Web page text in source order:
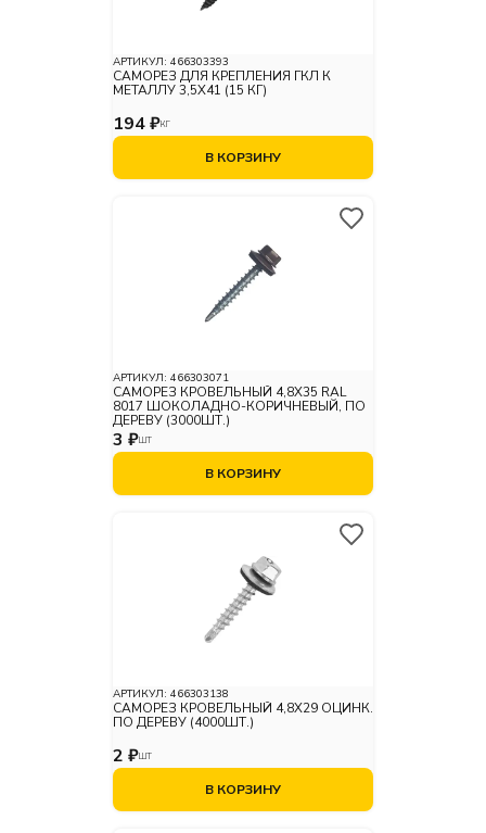
АРТИКУЛ: 466303393
САМОРЕЗ ДЛЯ КРЕПЛЕНИЯ ГКЛ К
МЕТАЛЛУ 3,5X41 (15 КГ)
194 ₽КГ
В КОРЗИНУ
АРТИКУЛ: 466303071
САМОРЕЗ КРОВЕЛЬНЫЙ 4,8X35 RAL
8017 ШОКОЛАДНО-КОРИЧНЕВЫЙ, ПО
ДЕРЕВУ (3000ШТ.)
3 ₽ШТ
В КОРЗИНУ
АРТИКУЛ: 466303138
САМОРЕЗ КРОВЕЛЬНЫЙ 4,8X29 ОЦИНК.
ПО ДЕРЕВУ (4000ШТ.)
2 ₽ШТ
В КОРЗИНУ